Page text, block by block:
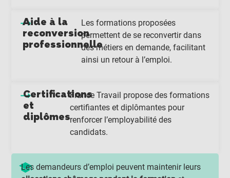
Aide à la
reconversion
professionnelle
Les formations proposées
permettent de se reconvertir dans
des métiers en demande, facilitant
ainsi un retour à l’emploi.
Certifications
et
diplômes
France Travail propose des formations
certifiantes et diplômantes pour
renforcer l’employabilité des
candidats.
Les demandeurs d’emploi peuvent maintenir leurs